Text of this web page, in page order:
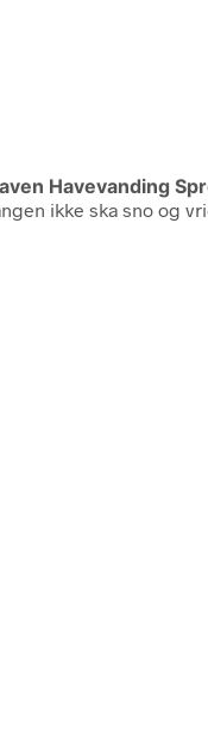
Havevanding
ikke ska sno og